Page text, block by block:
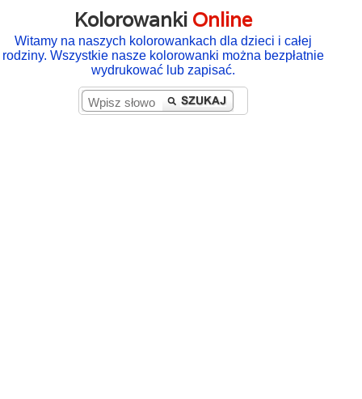
Kolorowanki Online
Witamy na naszych kolorowankach dla dzieci i całej
rodziny. Wszystkie nasze kolorowanki można bezpłatnie
wydrukować lub zapisać.